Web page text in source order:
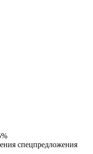
спецпредложения